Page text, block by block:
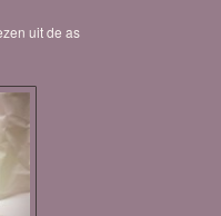
uit de as